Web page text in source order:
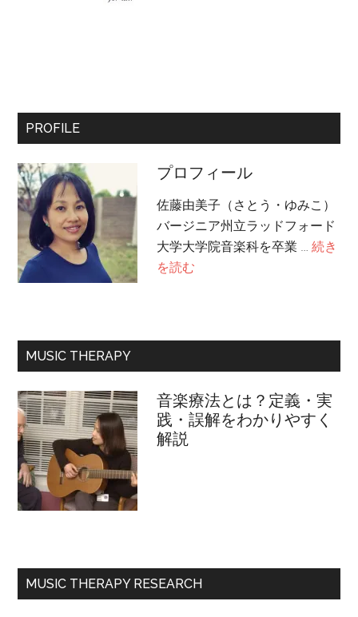
PROFILE
プロフィール
佐藤由美子（さとう・ゆみこ）
バージニア州立ラッドフォード
大学大学院音楽科を卒業 …続き
を読む
ー
ル
MUSIC THERAPY
音楽療法とは？定義・実
践・誤解をわかりやすく
解説
MUSIC THERAPY RESEARCH